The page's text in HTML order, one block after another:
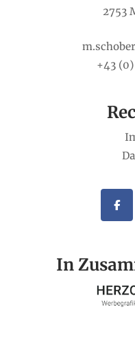
2753
+43
In